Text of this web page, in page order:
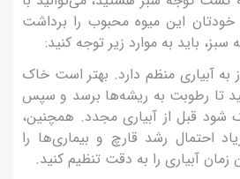
این میوه محبوب را برداشت
باید به موارد زیر توجه کنید:
به آبیاری منظم دارد. بهتر است خاک
کنید تا رطوبت به ریشه‌ها برسد و سپس
قبل از آبیاری مجدد. همچنین،
احتمال رشد قارچ و بیماری‌ها را
زمان آبیاری را به دقت تنظیم کنید.